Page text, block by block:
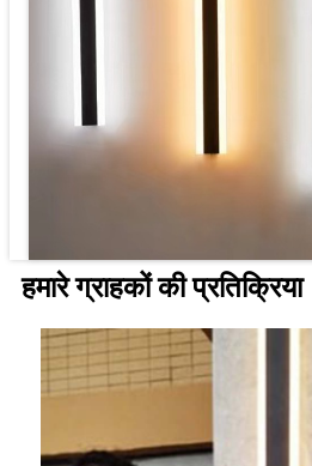
हमारे ग्राहकों की प्रतिक्रिया